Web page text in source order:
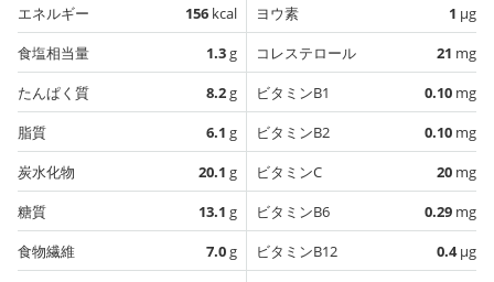
エネルギー 156 kcal
食塩相当量
1.3g
たんぱく質
8.2g
脂質
6.1 g
炭水化物
20.1 g
糖質
13.1 g
食物繊維
7.0g
ヨウ素 1 µg
コレステロール
21 mg
ビタミンB1
0.10 mg
ビタミンB2
0.10 mg
ビタミンC
20 mg
ビタミンB6
0.29 mg
ビタミンB12
0.4µg